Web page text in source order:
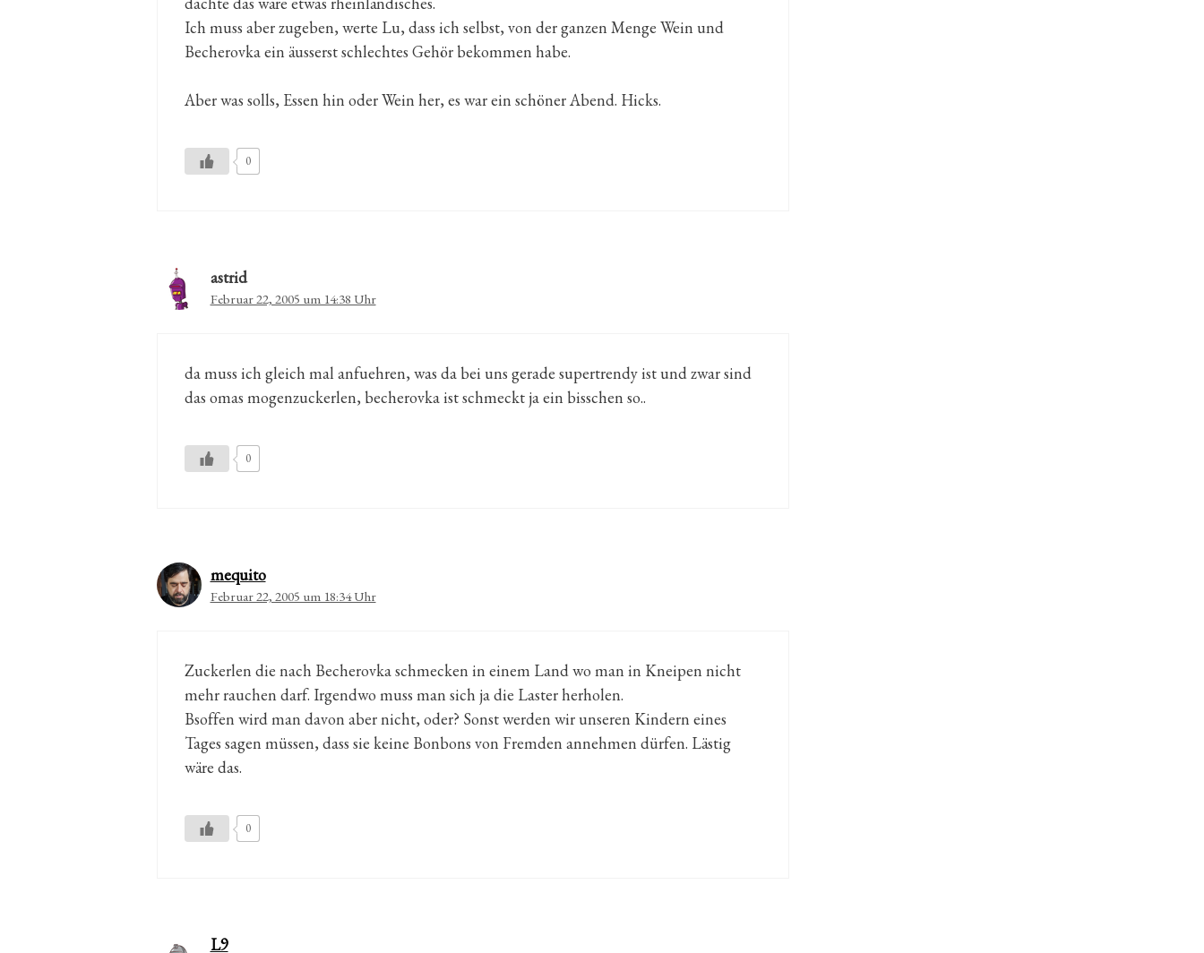
Ich muss aber zugeben, werte Lu, dass ich selbst, von der ganzen Menge Wein und
Becherovka ein äusserst schlechtes Gehör bekommen habe.
Aber was solls, Essen hin oder Wein her, es war ein schöner Abend. Hicks.
0
astrid
Februar 22, 2005 um 14:38 Uhr
da muss ich gleich mal anfuehren, was da bei uns gerade supertrendy ist und zwar sind
das omas mogenzuckerlen, becherovka ist schmeckt ja ein bisschen so..
0
mequito
Februar 22, 2005 um 18:34 Uhr
Zuckerlen die nach Becherovka schmecken in einem Land wo man in Kneipen nicht
mehr rauchen darf. Irgendwo muss man sich ja die Laster herholen.
Bsoffen wird man davon aber nicht, oder? Sonst werden wir unseren Kindern eines
Tages sagen müssen, dass sie keine Bonbons von Fremden annehmen dürfen. Lästig
wäre das.
0
L9